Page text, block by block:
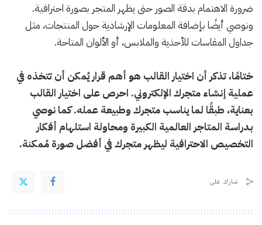
ضرورة الاهتمام بدقة الصور حتى يظهر المتجر بصورة احترافية.
ونوصي أيضًا بإضافة المعلومات الإرشادية حول المنتجات، مثل
جداول المقاسات للأحذية والملابس، أو الألوان المتاحة.
ختامًا، تذكر أن اختيار القالب هو أهم قرار يُمكن أن تتخذه في
عملية إنشاء متجرك الإلكتروني. احرص على اختيار القالب
بعناية، طبقًا لما يناسب متجرك وطبيعة عمله. كما نوصي
بدراسة المتاجر العالمية الكبيرة ومحاولة استلهام أفكار
التخصيص الاحترافية ليظهر متجرك في أفضل صورة مُمكنة.
شارك على